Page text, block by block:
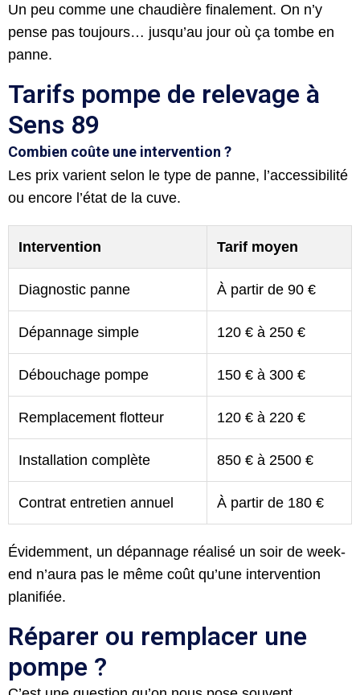
Un peu comme une chaudière finalement. On n’y
pense pas toujours… jusqu’au jour où ça tombe en
panne.
Tarifs pompe de relevage à
Sens 89
Combien coûte une intervention ?
Les prix varient selon le type de panne, l’accessibilité
ou encore l’état de la cuve.
Intervention Tarif moyen
Diagnostic panne À partir de 90 €
Dépannage simple 120 € à 250 €
Débouchage pompe 150 € à 300 €
Remplacement flotteur 120 € à 220 €
Installation complète 850 € à 2500 €
Contrat entretien annuel À partir de 180 €
Évidemment, un dépannage réalisé un soir de week-
end n’aura pas le même coût qu’une intervention
planifiée.
Réparer ou remplacer une
pompe ?